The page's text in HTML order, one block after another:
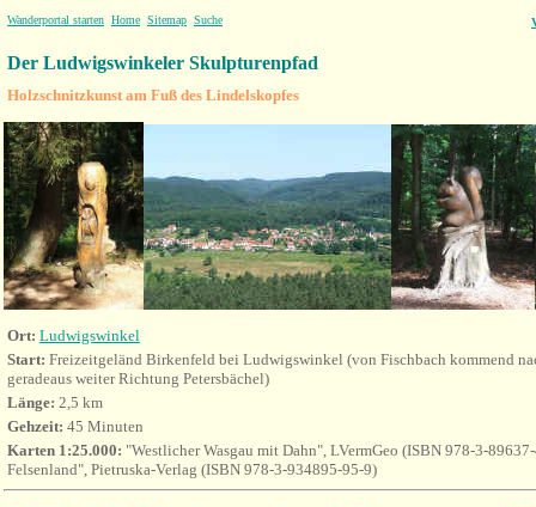
Wanderportal starten Home Sitemap Suche
Der Ludwigswinkeler Skulpturenpfad
Holzschnitzkunst am Fuß des Lindelskopfes
Ort: Ludwigswinkel
Start: Freizeitgeländ Birkenfeld bei Ludwigswinkel (von Fischbach kommend
geradeaus weiter Richtung Petersbächel)
Länge: 2,5 km
Gehzeit: 45 Minuten
Karten 1:25.000: "Westlicher Wasgau mit Dahn", LVermGeo (ISBN 978-3-
Felsenland", Pietruska-Verlag (ISBN 978-3-934895-95-9)